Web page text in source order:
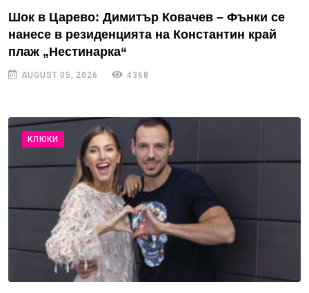
Шок в Царево: Димитър Ковачев – Фънки се
нанесе в резиденцията на Константин край
плаж „Нестинарка“
AUGUST 05, 2026 4368
КЛЮКИ